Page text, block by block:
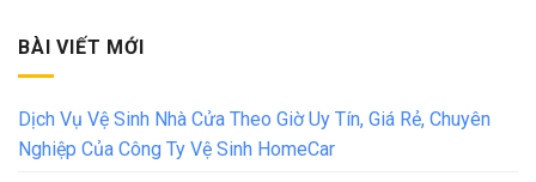
BÀI VIẾT MỚI
Dịch Vụ Vệ Sinh Nhà Cửa Theo Giờ Uy Tín, Giá Rẻ, Chuyên
Nghiệp Của Công Ty Vệ Sinh HomeCar